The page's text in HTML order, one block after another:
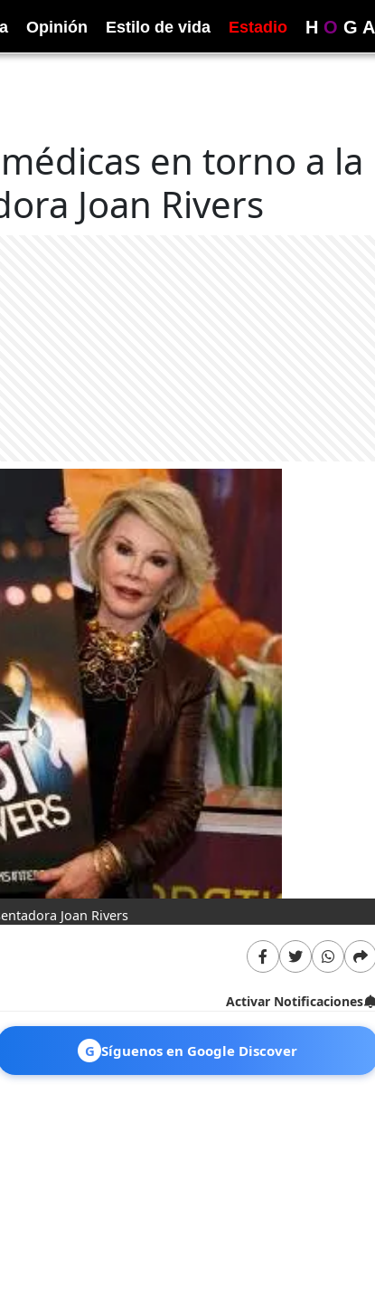
Opinión Estilo de vida Estadio H O G A
en torno a la
Joan Rivers
Joan Rivers
Activar Notificaciones
G Síguenos en Google Discover